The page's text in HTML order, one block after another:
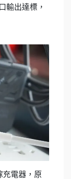
輸出達標，
充電器，原